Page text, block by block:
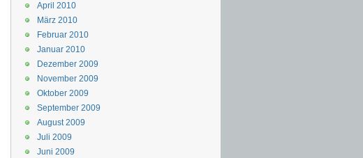
April 2010
März 2010
Februar 2010
Januar 2010
Dezember 2009
November 2009
Oktober 2009
September 2009
August 2009
Juli 2009
Juni 2009